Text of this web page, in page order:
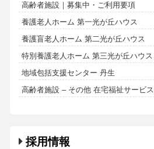
高齢者施設｜募集中・ご利用要項
養護老人ホーム 第一光が丘ハウス
養護盲老人ホーム 第二光が丘ハウス
特別養護老人ホーム 第三光が丘ハウス
地域包括支援センター 丹生
高齢者施設 – その他 在宅福祉サービス
採用情報